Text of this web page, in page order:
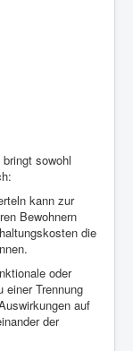
sowohl
kann zur
Bewohnern
die
oder
einer Trennung
auf
der